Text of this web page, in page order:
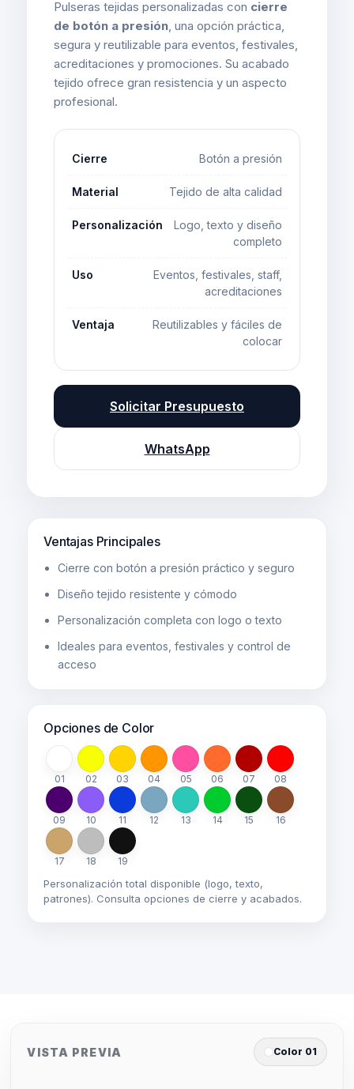
Pulseras tejidas personalizadas con cierre
de botón a presión, una opción práctica,
segura y reutilizable para eventos, festivales,
acreditaciones y promociones. Su acabado
tejido ofrece gran resistencia y un aspecto
profesional.
Cierre Botón a presión
Material Tejido de alta calidad
Personalización
Logo, texto y diseño
completo
Uso
Eventos, festivales, staff,
acreditaciones
Ventaja
Reutilizables y fáciles de
colocar
Solicitar Presupuesto
WhatsApp
Ventajas Principales
Cierre con botón a presión práctico y seguro
Diseño tejido resistente y cómodo
Personalización completa con logo o texto
Ideales para eventos, festivales y control de
acceso
Opciones de Color
01 02 03 04 05 06 07 08
09 10 11 12 13 14 15 16
17 18 19
Personalización total disponible (logo, texto,
patrones). Consulta opciones de cierre y acabados.
VISTA PREVIA Color 01